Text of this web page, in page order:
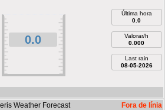
0.0
Última hora
0.0
Valorar/h
0.000
Last rain
08-05-2026
Weather Forecast Fora de línia